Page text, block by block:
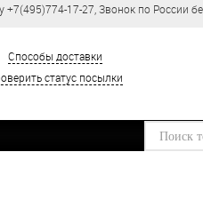
17-27, Звонок по России
Способы доставки
статус посылки